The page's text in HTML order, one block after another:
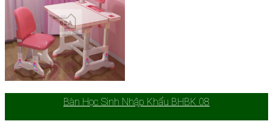
Bàn Học Sinh Nhập Khẩu BHBK 08